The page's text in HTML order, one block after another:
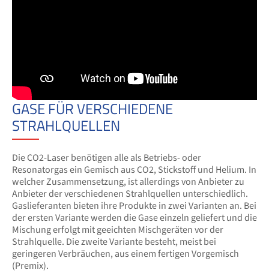
GASE FÜR VERSCHIEDENE
STRAHLQUELLEN
Die CO2-Laser benötigen alle als Betriebs- oder
Resonatorgas ein Gemisch aus CO2, Stickstoff und Helium. In
welcher Zusammensetzung, ist allerdings von Anbieter zu
Anbieter der verschiedenen Strahlquellen unterschiedlich.
Gaslieferanten bieten ihre Produkte in zwei Varianten an. Bei
der ersten Variante werden die Gase einzeln geliefert und die
Mischung erfolgt mit geeichten Mischgeräten vor der
Strahlquelle. Die zweite Variante besteht, meist bei
geringeren Verbräuchen, aus einem fertigen Vorgemisch
(Premix).